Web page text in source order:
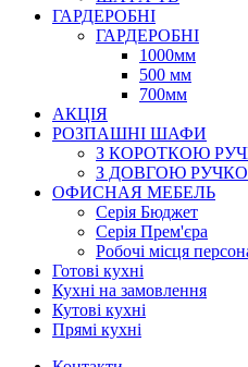
ГАРДЕРОБНІ
ГАРДЕРОБНІ
1000мм
500 мм
700мм
АКЦІЯ
РОЗПАШНІ ШАФИ
З КОРОТКОЮ
З ДОВГОЮ
ОФИСНАЯ МЕБЕЛЬ
Серія Бюджет
Серія Прем'єра
Робочі місця
Готові кухні
Кухні на замовлення
Кутові кухні
Прямі кухні